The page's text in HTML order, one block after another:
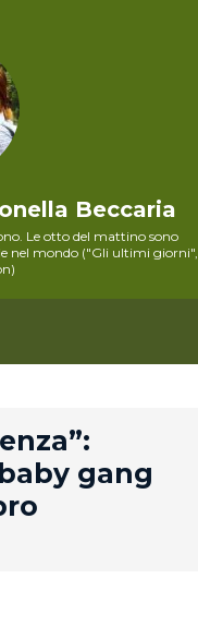
Beccaria
Le otto del mattino sono
nel mondo ("Gli ultimi giorni",
gang